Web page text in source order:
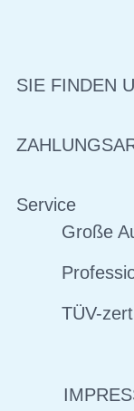
SIE FINDEN
Service
Große
TÜV-